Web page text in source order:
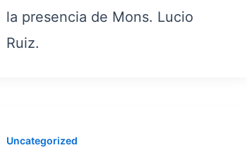
la presencia de Mons. Lucio
Ruiz.
Uncategorized